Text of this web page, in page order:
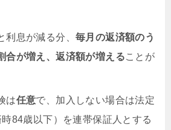
利息が減る分、 毎月の返済額のう
合が増え、返済額が増えることが
は任意で、加入しない場合は法定
84歳以下）を連帯保証人とする